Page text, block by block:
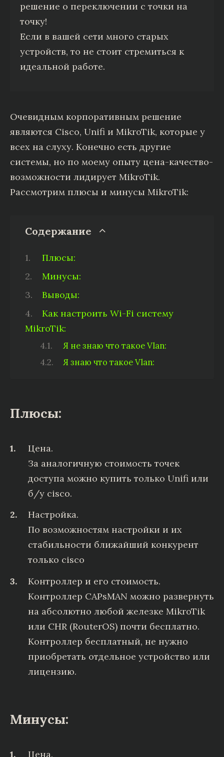
решение о переключении с точки на
точку!
Если в вашей сети много старых
устройств, то не стоит стремиться к
идеальной работе.
Очевидным корпоративным решение
являются Cisco, Unifi и MikroTik, которые у
всех на слуху. Конечно есть другие
системы, но по моему опыту цена-качество-
возможности лидирует MikroTik.
Рассмотрим плюсы и минусы MikroTik:
Содержание
Плюсы:
Минусы:
Выводы:
Как настроить Wi-Fi систему
MikroTik:
Я не знаю что такое Vlan:
Я знаю что такое Vlan:
Плюсы:
Цена.
За аналогичную стоимость точек
доступа можно купить только Unifi или
б/у cisco.
Настройка.
По возможностям настройки и их
стабильности ближайший конкурент
только cisco
Контроллер и его стоимость.
Контроллер CAPsMAN можно развернуть
на абсолютно любой железке MikroTik
или CHR (RouterOS) почти бесплатно.
Контроллер бесплатный, не нужно
приобретать отдельное устройство или
лицензию.
Минусы:
Цена.